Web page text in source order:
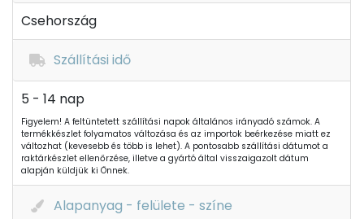
Csehország
Szállítási idő
5 - 14 nap
Figyelem! A feltüntetett szállítási napok általános irányadó számok. A
termékkészlet folyamatos változása és az importok beérkezése miatt ez
változhat (kevesebb és több is lehet). A pontosabb szállítási dátumot a
raktárkészlet ellenőrzése, illetve a gyártó által visszaigazolt dátum
alapján küldjük ki Önnek.
Alapanyag - felülete - színe